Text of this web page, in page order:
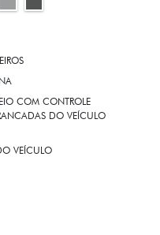
COM CONTROLE
DO VEÍCULO
VEÍCULO